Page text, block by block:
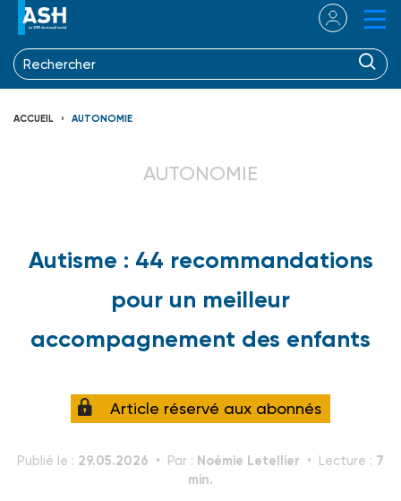
ACCUEIL AUTONOMIE
AUTONOMIE
Autisme : 44 recommandations
pour un meilleur
accompagnement des enfants
Article réservé aux abonnés
Publié le : 29.05.2026 Par : Noémie Letellier Lecture : 7
min.